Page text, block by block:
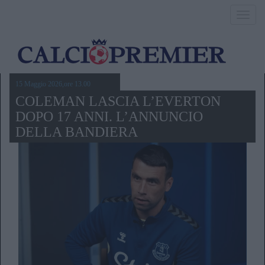
15 Maggio 2026,ore 13.00
COLEMAN LASCIA L’EVERTON
DOPO 17 ANNI. L’ANNUNCIO
DELLA BANDIERA